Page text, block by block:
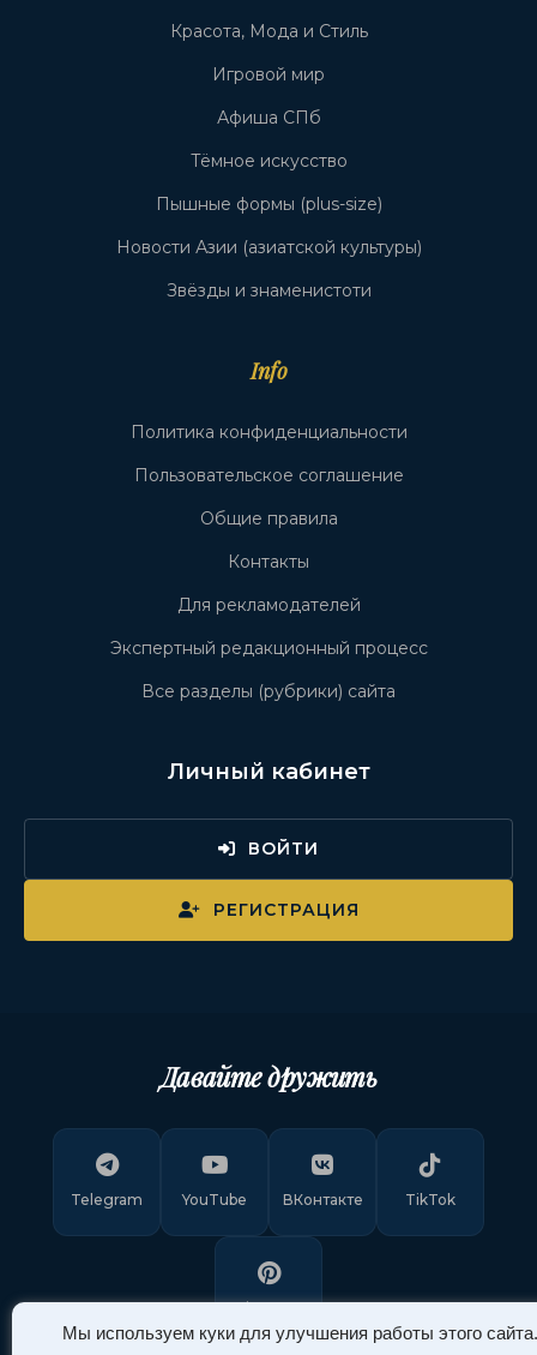
Мы используем куки для улучшения работы этого сайта.
Красота, Мода и Стиль
Игровой мир
Афиша СПб
Тёмное искусство
Пышные формы (plus-size)
Новости Азии (азиатской культуры)
Звёзды и знаменистоти
Info
Политика конфиденциальности
Пользовательское соглашение
Общие правила
Контакты
Для рекламодателей
Экспертный редакционный процесс
Все разделы (рубрики) сайта
Личный кабинет
ВОЙТИ
РЕГИСТРАЦИЯ
Давайте дружить
Telegram YouTube ВКонтакте TikTok
Pinterest